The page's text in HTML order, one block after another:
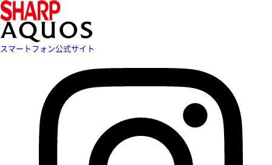
スマートフォン公式サイト